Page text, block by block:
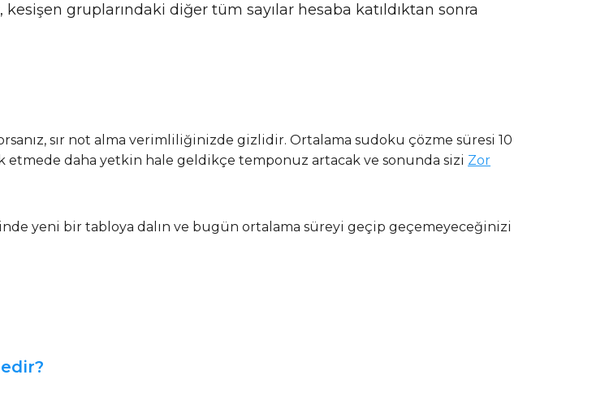
gruplarındaki diğer tüm sayılar hesaba katıldıktan sonra
sır not alma verimliliğinizde gizlidir. Ortalama sudoku çözme süresi 10
etmede daha yetkin hale geldikçe temponuz artacak ve sonunda sizi Zor
yeni bir tabloya dalın ve bugün ortalama süreyi geçip geçemeyeceğinizi